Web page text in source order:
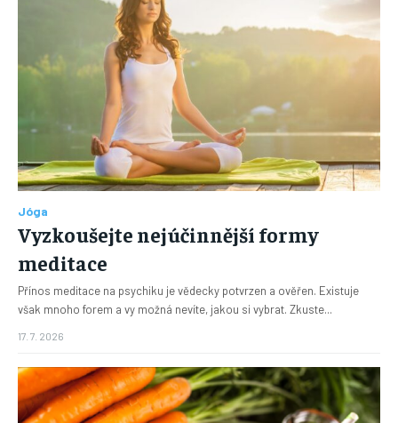
Jóga
Vyzkoušejte nejúčinnější formy
meditace
Přínos meditace na psychiku je vědecky potvrzen a ověřen. Existuje
však mnoho forem a vy možná nevíte, jakou si vybrat. Zkuste...
17. 7. 2026